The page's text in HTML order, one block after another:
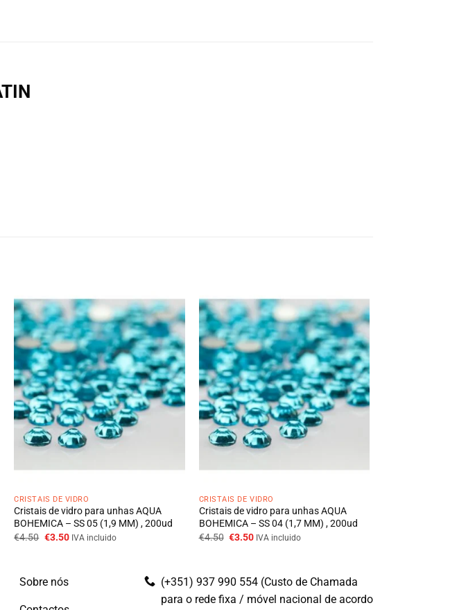
CRISTAIS DE VIDRO
Cristais de vidro para unhas AQUA
BOHEMICA – SS 05 (1,9 MM) , 200ud
€4.50 O
€4.50.
€3.50OIVA incluido
CRISTAIS DE VIDRO
Cristais de vidro para unhas AQUA
BOHEMICA – SS 04 (1,7 MM) , 200ud
€4.50 O
€4.50.
€3.50O
€3.50.
IVA incluido
Sobre nós
(+351) 937 990 554 (Custo de Chamada
para o rede fixa / móvel nacional de acordo